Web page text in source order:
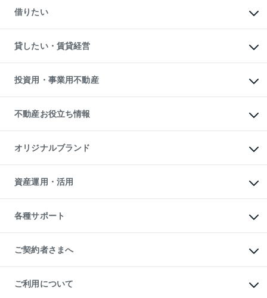
中古一戸建ての購入
不動産購入の流れ
注目キーワード物件特集
購入ガイド
English 繁体中文簡体中文
一戸建ての売却・査定
土地の売却・査定
スピードAI査定
不動産査定について
不動産売却の流れ
不動産買換えの流れ
売却ガイド
借りたい
オフィス・店舗の賃貸
借りるときの流れ
借りるガイド
貸したい・賃貸経営
マンション賃料データ
賃貸管理プラン
リロケーションについて
貸すガイド
投資用・事業用不動産
事業用不動産
マンション投資
投資用マンション
アパート経営
収益物件
ビル購入（ビル一棟）
投資用不動産の売却査定
事業用不動産の売却査定
不動産お役立ち情報
マンションライブラリー
人気マンションランキング
暮らしに役立つ不動産メディア
不動産相場・不動産価格情報
不動産コラム・ニュース
不動産用語集
不動産なんでもネット相談室
住まいの税金
オリジナルブランド
一棟リノベーションマンション
L`GENTE（ルジェンテ）
区分リノベーションマンション
投資用一棟レジデンスWELL
不動産小口投資
LEGACIA（レガシア）
資産運用・活用
不動産M&A
アセットマネジメント・出資
各種サポート
相続サポート
リフォームサポート
ご契約者さまへ
ご紹介・再契約特典
入居者様専用-各種ご案内（賃貸）
ご利用について